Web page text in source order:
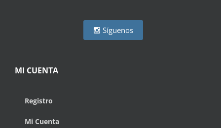
Síguenos
MI CUENTA
Registro
Mi Cuenta